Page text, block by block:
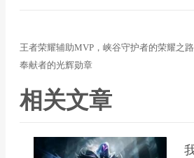
王者荣耀辅助MVP，峡谷守护者的荣耀之
奉献者的光辉勋章
相关文章